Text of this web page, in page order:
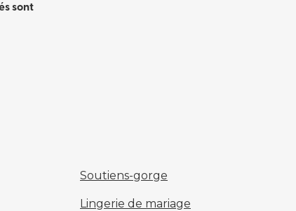
sont
Soutiens-gorge
Lingerie de mariage